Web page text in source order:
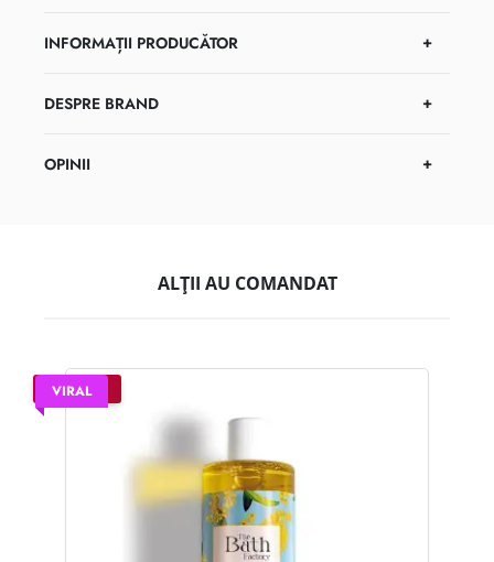
INFORMAȚII PRODUCĂTOR
DESPRE BRAND
OPINII
ALȚII AU COMANDAT
–25%
VIRAL